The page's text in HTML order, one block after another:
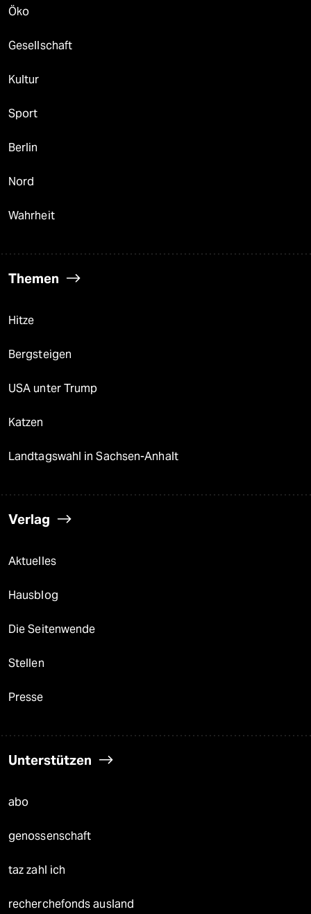
Öko
Gesellschaft
Kultur
Sport
Berlin
Nord
Wahrheit
Themen
Hitze
Bergsteigen
USA unter Trump
Katzen
Landtagswahl in Sachsen-Anhalt
Verlag
Aktuelles
Hausblog
Die Seitenwende
Stellen
Presse
Unterstützen
abo
genossenschaft
taz zahl ich
recherchefonds ausland